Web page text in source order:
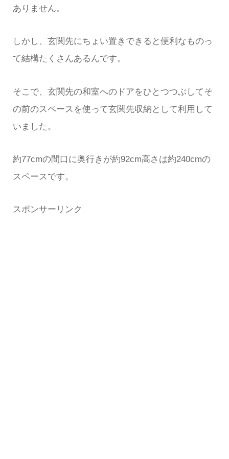
ありません。
しかし、玄関先にちょい置きできると便利なものっ
て結構たくさんあるんです。
そこで、玄関先の和室へのドアをひとつつぶしてそ
の前のスペースを使って玄関先収納として利用して
いました。
約77cmの間口に奥行きが約92cm高さは約240cmの
スペースです。
スポンサーリンク